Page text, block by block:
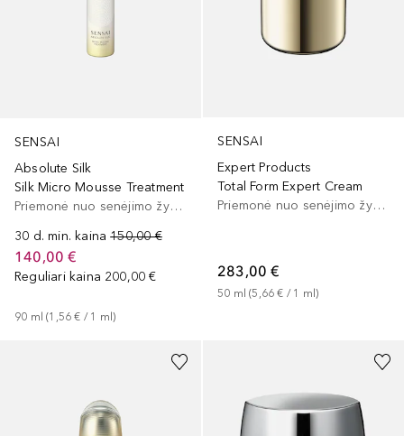
SENSAI
Absolute Silk
Silk Micro Mousse Treatment
Priemonė nuo senėjimo žymių
30 d. min. kaina 150,00 €
140,00 €
Reguliari kaina 200,00 €
90 ml (1,56 € / 1 ml)
SENSAI
Expert Products
Total Form Expert Cream
Priemonė nuo senėjimo žymių
283,00 €
50 ml (5,66 € / 1 ml)